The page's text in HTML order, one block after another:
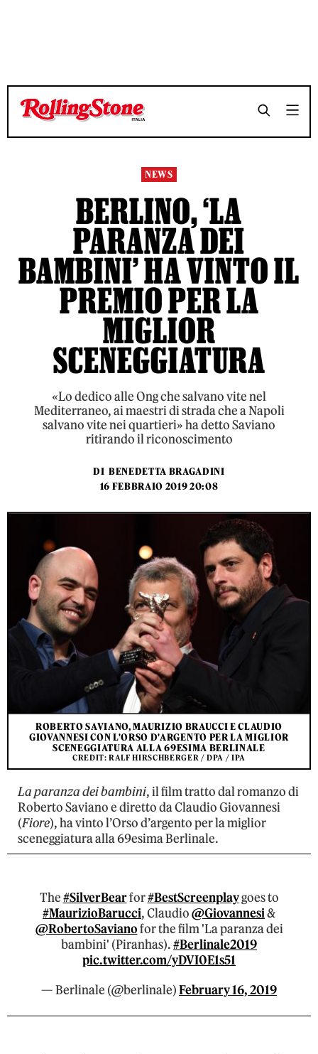
TEMPO DI LETTURA 5 MINUTI SHARE
TEMPO DI LETTURA 5 MINUTI SHARE
NEWS
BERLINO, ‘LA
PARANZA DEI
BAMBINI’ HA VINTO IL
PREMIO PER LA
MIGLIOR
SCENEGGIATURA
«Lo dedico alle Ong che salvano vite nel
Mediterraneo, ai maestri di strada che a Napoli
salvano vite nei quartieri» ha detto Saviano
ritirando il riconoscimento
DI BENEDETTA BRAGADINI
16 FEBBRAIO 2019 20:08
ROBERTO SAVIANO, MAURIZIO BRAUCCI E CLAUDIO
GIOVANNESI CON L'ORSO D'ARGENTO PER LA MIGLIOR
SCENEGGIATURA ALLA 69ESIMA BERLINALE
CREDIT: RALF HIRSCHBERGER / DPA / IPA
La paranza dei bambini, il film tratto dal romanzo di
Roberto Saviano e diretto da Claudio Giovannesi
(Fiore), ha vinto l’Orso d’argento per la miglior
sceneggiatura alla 69esima Berlinale.
The#SilverBearfor#BestScreenplaygoes to
#MaurizioBarucci, Claudio@Giovannesi&
@RobertoSavianofor the film 'La paranza dei
bambini' (Piranhas).#Berlinale2019
pic.twitter.com/yDVI0E1s51
— Berlinale (@berlinale)February 16, 2019